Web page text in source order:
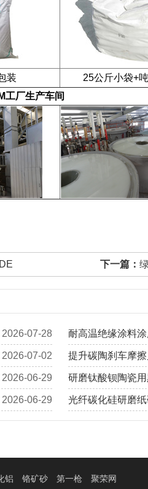
装 25公斤小袋+
工厂生产车间
下一篇：
2026-07-28 耐高温绝缘涂料
2026-07-02 提升碳陶刹车摩
2026-06-29 研磨钛酸钡陶瓷
2026-06-29 光纤碳化硅研磨
铝 铬矿砂 第一枪 聚荣网